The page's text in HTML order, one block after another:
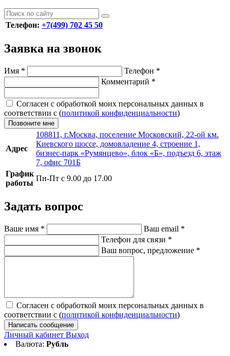
Телефон: +7(499) 702 45 50
Заявка на звонок
Имя * Телефон *
Комментарий *
Согласен с обработкой моих персональных данных в
соответствии с (политикой конфиденциальности)
Позвоните мне
Адрес
108811, г.Москва, поселение Московский, 22-ой км.
Киевского шоссе, домовладение 4, строение 1,
бизнес-парк «Румянцево», блок «Б», подъезд 6, этаж
7, офис 701Б
График
работы
Пн-Пт с 9.00 до 17.00
Задать вопрос
Ваше имя * Ваш email *
Телефон для связи *
Ваш вопрос, предложение *
Согласен с обработкой моих персональных данных в
соответствии с (политикой конфиденциальности)
Написать сообщение
Личный кабинет Выход
Валюта: Рубль